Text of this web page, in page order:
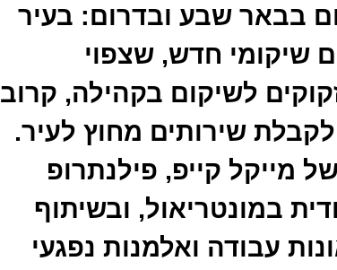
בבאר שבע ובדרום: בעיר
שיקומי חדש, שצפוי
לשיקום בקהילה, קרוב
שירותים מחוץ לעיר.
מייקל קייפ, פילנתרופ
במונטריאול, ובשיתוף
עבודה ואלמנות נפגעי